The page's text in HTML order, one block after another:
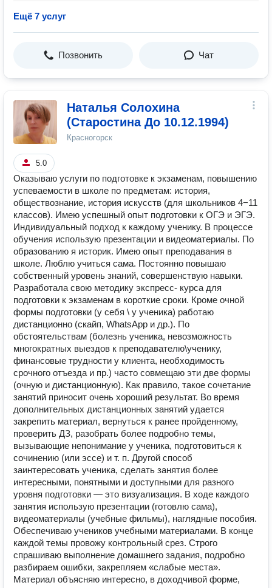
Ещё 7 услуг
Позвонить Чат
Наталья Солохина
(Старостина До 10.12.1994)
Красногорск
5.0
Оказываю услуги по подготовке к экзаменам, повышению
успеваемости в школе по предметам: история,
обществознание, история искусств (для школьников 4−11
классов). Имею успешный опыт подготовки к ОГЭ и ЭГЭ.
Индивидуальный подход к каждому ученику. В процессе
обучения использую презентации и видеоматериалы. По
образованию я историк. Имею опыт преподавания в
школе. Люблю учиться сама. Постоянно повышаю
собственный уровень знаний, совершенствую навыки.
Разработала свою методику экспресс- курса для
подготовки к экзаменам в короткие сроки. Кроме очной
формы подготовки (у себя \ у ученика) работаю
дистанционно (скайп, WhatsApp и др.). По
обстоятельствам (болезнь ученика, невозможность
многократных выездов к преподавателю\ученику,
финансовые трудности у клиента, необходимость
срочного отъезда и пр.) часто совмещаю эти две формы
(очную и дистанционную). Как правило, такое сочетание
занятий приносит очень хороший результат. Во время
дополнительных дистанционных занятий удается
закрепить материал, вернуться к ранее пройденному,
проверить ДЗ, разобрать более подробно темы,
вызывающие непонимание у ученика, подготовиться к
сочинению (или эссе) и т. п. Другой способ
заинтересовать ученика, сделать занятия более
интересными, понятными и доступными для разного
уровня подготовки — это визуализация. В ходе каждого
занятия использую презентации (готовлю сама),
видеоматериалы (учебные фильмы), наглядные пособия.
Обеспечиваю учеников учебными материалами. В конце
каждой темы провожу контрольный срез. Строго
спрашиваю выполнение домашнего задания, подробно
разбираем ошибки, закрепляем «слабые места».
Материал объясняю интересно, в доходчивой форме,